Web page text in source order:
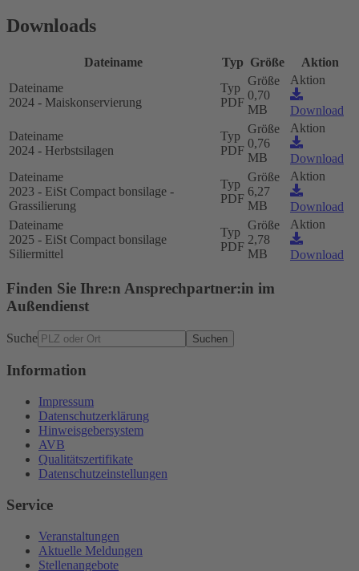
Downloads
Dateiname Typ Größe
Aktion
Dateiname
2024 - Maiskonservierung
Typ
PDF
Größe
0,70
MB
Aktion
Download
Dateiname
2024 - Herbstsilagen
Typ
PDF
Größe
0,76
MB
Aktion
Download
Dateiname
2023 - EiSt Compact bonsilage -
Grassilierung
Typ
PDF
Größe
6,27
MB
Aktion
Download
Dateiname
2025 - EiSt Compact bonsilage
Siliermittel
Typ
PDF
Größe
2,78
MB
Aktion
Download
Finden Sie Ihre:n Ansprechpartner:in im
Außendienst
Suche Suchen
Information
Impressum
Datenschutzerklärung
Hinweisgebersystem
AVB
Qualitätszertifikate
Datenschutzeinstellungen
Service
Veranstaltungen
Aktuelle Meldungen
Stellenangebote